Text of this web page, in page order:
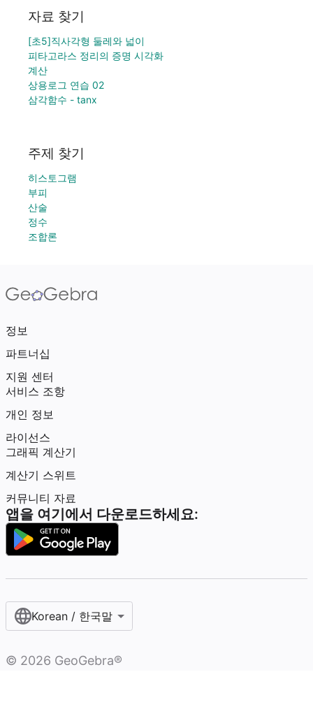
자료 찾기
[초5]직사각형 둘레와 넓이
피타고라스 정리의 증명 시각화
계산
상용로그 연습 02
삼각함수 - tanx
주제 찾기
히스토그램
부피
산술
정수
조합론
정보
파트너십
지원 센터
서비스 조항
개인 정보
라이선스
그래픽 계산기
계산기 스위트
커뮤니티 자료
앱을 여기에서 다운로드하세요:
Korean / 한국말‎
© 2026 GeoGebra®